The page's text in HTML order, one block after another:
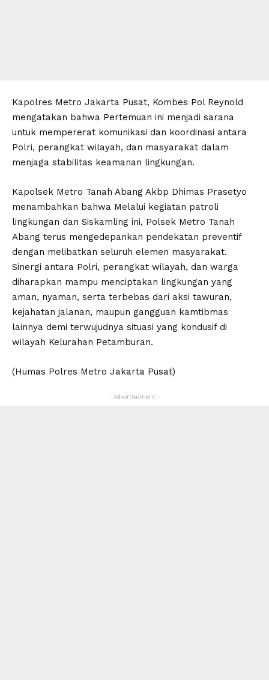
Kapolres Metro Jakarta Pusat, Kombes Pol Reynold
mengatakan bahwa Pertemuan ini menjadi sarana
untuk mempererat komunikasi dan koordinasi antara
Polri, perangkat wilayah, dan masyarakat dalam
menjaga stabilitas keamanan lingkungan.
Kapolsek Metro Tanah Abang Akbp Dhimas Prasetyo
menambahkan bahwa Melalui kegiatan patroli
lingkungan dan Siskamling ini, Polsek Metro Tanah
Abang terus mengedepankan pendekatan preventif
dengan melibatkan seluruh elemen masyarakat.
Sinergi antara Polri, perangkat wilayah, dan warga
diharapkan mampu menciptakan lingkungan yang
aman, nyaman, serta terbebas dari aksi tawuran,
kejahatan jalanan, maupun gangguan kamtibmas
lainnya demi terwujudnya situasi yang kondusif di
wilayah Kelurahan Petamburan.
(Humas Polres Metro Jakarta Pusat)
- Advertisement -